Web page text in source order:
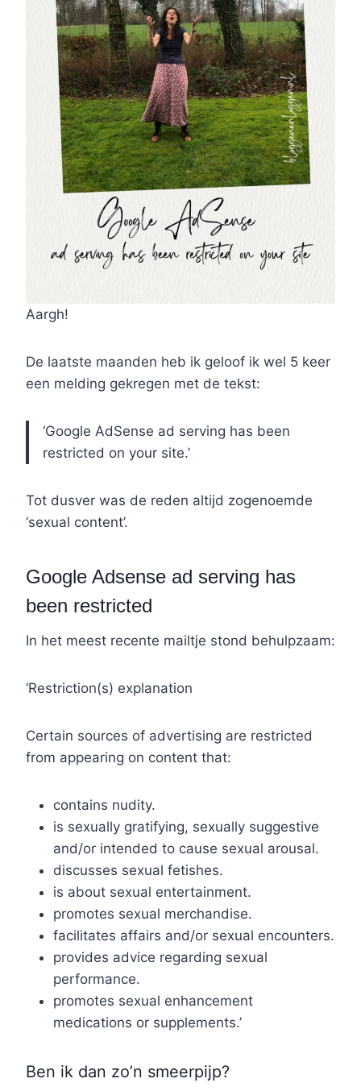
Aargh!
De laatste maanden heb ik geloof ik wel 5 keer
een melding gekregen met de tekst:
‘Google AdSense ad serving has been
restricted on your site.’
Tot dusver was de reden altijd zogenoemde
‘sexual content’.
Google Adsense ad serving has
been restricted
In het meest recente mailtje stond behulpzaam:
‘Restriction(s) explanation
Certain sources of advertising are restricted
from appearing on content that:
contains nudity.
is sexually gratifying, sexually suggestive
and/or intended to cause sexual arousal.
discusses sexual fetishes.
is about sexual entertainment.
promotes sexual merchandise.
facilitates affairs and/or sexual encounters.
provides advice regarding sexual
performance.
promotes sexual enhancement
medications or supplements.’
Ben ik dan zo’n smeerpijp?